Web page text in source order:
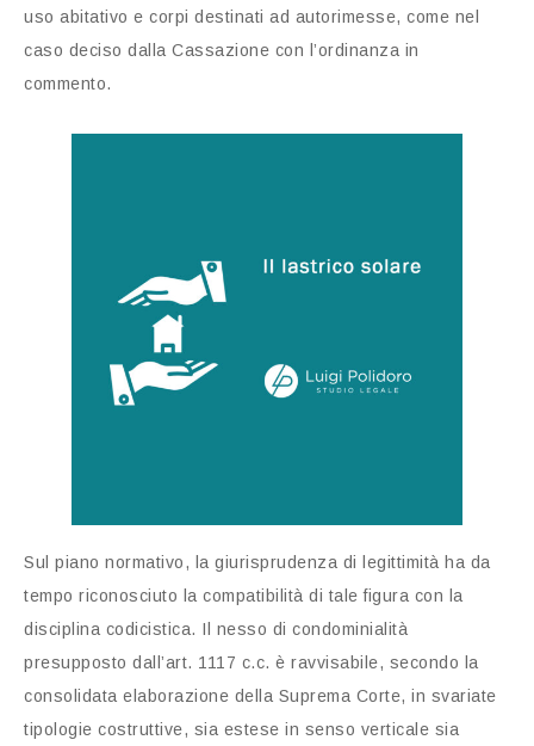
uso abitativo e corpi destinati ad autorimesse, come nel
caso deciso dalla Cassazione con l’ordinanza in
commento.
Sul piano normativo, la giurisprudenza di legittimità ha da
tempo riconosciuto la compatibilità di tale figura con la
disciplina codicistica. Il nesso di condominialità
presupposto dall’art. 1117 c.c. è ravvisabile, secondo la
consolidata elaborazione della Suprema Corte, in svariate
tipologie costruttive, sia estese in senso verticale sia